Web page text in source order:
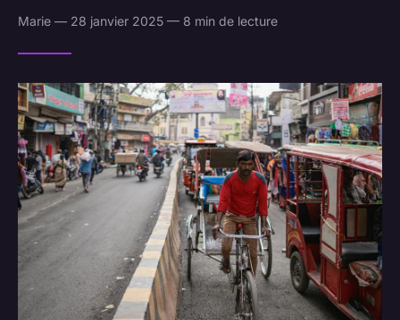
Marie — 28 janvier 2025 — 8 min de lecture